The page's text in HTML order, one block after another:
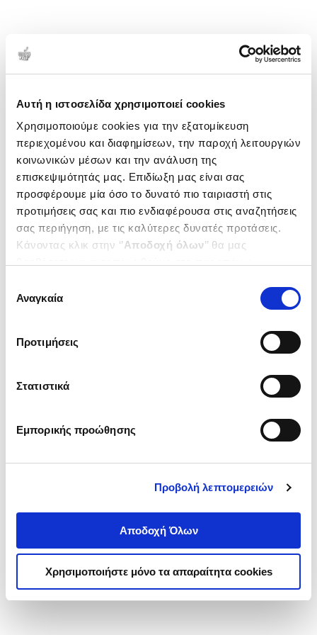
Αυτή η ιστοσελίδα χρησιμοποιεί cookies
Χρησιμοποιούμε cookies για την εξατομίκευση
περιεχομένου και διαφημίσεων, την παροχή λειτουργιών
κοινωνικών μέσων και την ανάλυση της
επισκεψιμότητάς μας. Επιδίωξη μας είναι σας
προσφέρουμε μία όσο το δυνατό πιο ταιριαστή στις
προτιμήσεις σας και πιο ενδιαφέρουσα στις αναζητήσεις
σας περιήγηση, με τις καλύτερες δυνατές προτάσεις.
Κάνοντας κλικ στην ‘’Αποδοχή όλων’’ θα μας
ενδιαφέρουν και να επιλέξετε από τα παρακάτω με την
΄΄και να ενημερωθείτε σχετικά με
συγκατάθεσης
Αναγκαία
Προτιμήσεις
Στατιστικά
Εμπορικής προώθησης
Προβολή λεπτομερειών
Αποδοχή Όλων
Χρησιμοποιήστε μόνο τα απαραίτητα cookies